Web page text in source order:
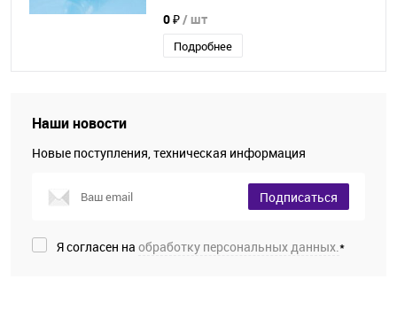
0 ₽/ шт
Подробнее
Наши новости
Новые поступления, техническая информация
Подписаться
Я согласен на обработку персональных данных.*